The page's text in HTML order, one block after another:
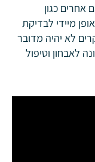
אחרים כגון
מיידי לבדיקת
לא יהיה מדובר
לאבחון וטיפול